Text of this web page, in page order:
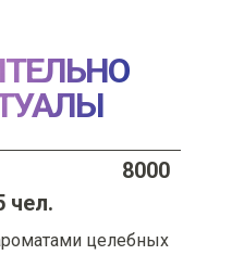
чел.
целебных
8000